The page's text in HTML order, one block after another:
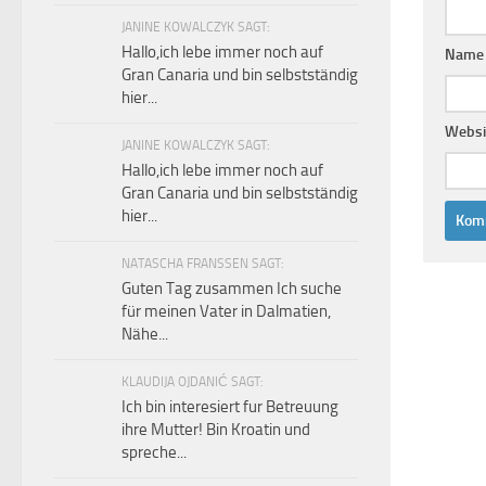
Name
JANINE KOWALCZYK SAGT:
Hallo,ich lebe immer noch auf
Gran Canaria und bin selbstständig
hier...
JANINE KOWALCZYK SAGT:
Hallo,ich lebe immer noch auf
Gran Canaria und bin selbstständig
hier...
NATASCHA FRANSSEN SAGT:
Guten Tag zusammen Ich suche
für meinen Vater in Dalmatien,
Nähe...
KLAUDIJA OJDANIĆ SAGT:
Ich bin interesiert fur Betreuung
ihre Mutter! Bin Kroatin und
spreche...